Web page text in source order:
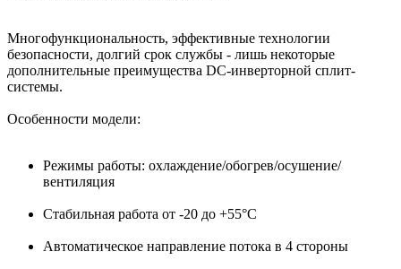
Многофункциональность, эффективные технологии
безопасности, долгий срок службы - лишь некоторые
дополнительные преимущества DC-инверторной сплит-
системы.
Особенности модели:
Режимы работы: охлаждение/обогрев/осушение/
вентиляция
Стабильная работа от -20 до +55°C
Автоматическое направление потока в 4 стороны